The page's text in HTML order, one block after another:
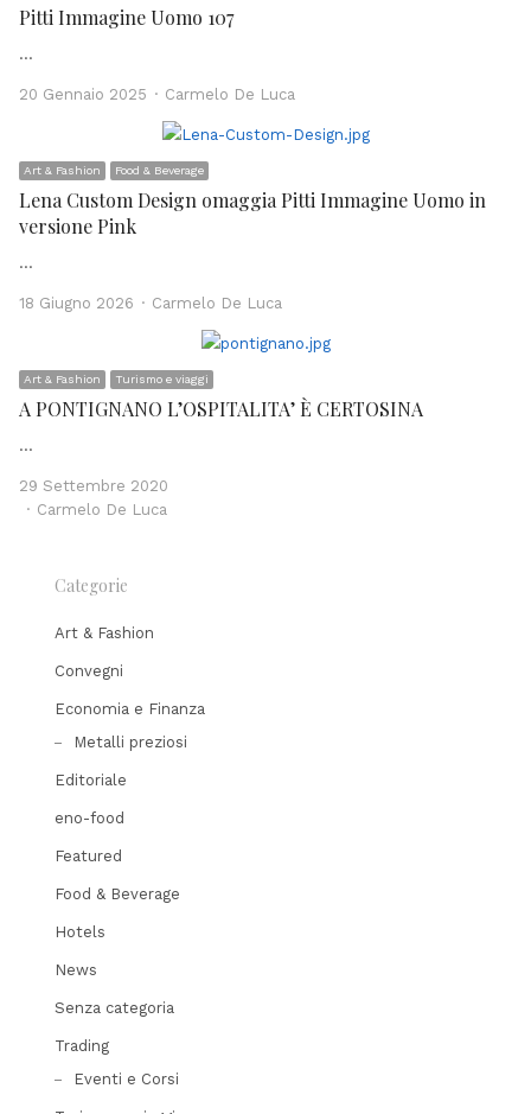
Pitti Immagine Uomo 107
…
20 Gennaio 2025 Author
Carmelo De Luca
Art & Fashion Food & Beverage
Lena Custom Design omaggia Pitti Immagine Uomo in
versione Pink
…
18 Giugno 2026 Author
Carmelo De Luca
Art & Fashion Turismo e viaggi
A PONTIGNANO L’OSPITALITA’ È CERTOSINA
…
29 Settembre 2020
Author
Carmelo De Luca
Categorie
Art & Fashion
Convegni
Economia e Finanza
Metalli preziosi
Editoriale
eno-food
Featured
Food & Beverage
Hotels
News
Senza categoria
Trading
Eventi e Corsi